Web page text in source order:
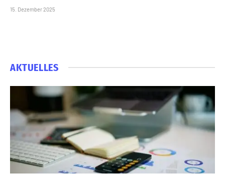
15. Dezember 2025
AKTUELLES